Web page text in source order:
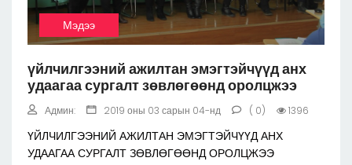
Мэдээ
үйлчилгээний ажилтан эмэгтэйчүүд анх
удаагаа сургалт зөвлөгөөнд оролцжээ
Админ: 2019 оны 03 сарын 04-нд ( 0) 1396
ҮЙЛЧИЛГЭЭНИЙ АЖИЛТАН ЭМЭГТЭЙЧҮҮД АНХ
УДААГАА СУРГАЛТ ЗӨВЛӨГӨӨНД ОРОЛЦЖЭЭ